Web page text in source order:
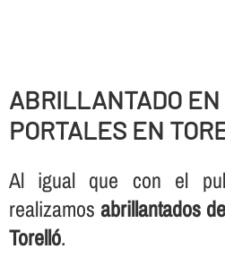
ABRILLANTADO
PORTALES EN
Al igual que con el
realizamosabrillantados
Torelló.